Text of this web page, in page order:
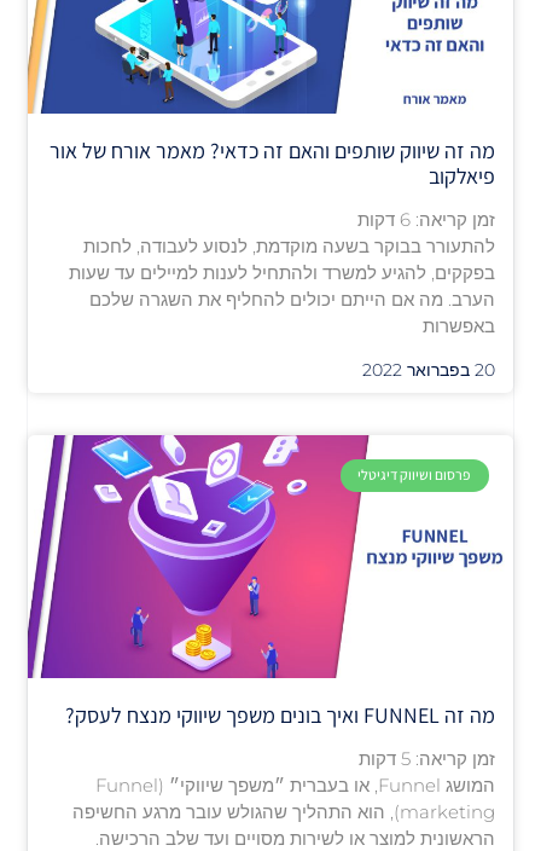
מה זה שיווק שותפים והאם זה כדאי? מאמר אורח של אור
פיאלקוב
זמן קריאה:6 דקות
להתעורר בבוקר בשעה מוקדמת, לנסוע לעבודה, לחכות
בפקקים, להגיע למשרד ולהתחיל לענות למיילים עד שעות
הערב. מה אם הייתם יכולים להחליף את השגרה שלכם
באפשרות
20 בפברואר 2022
פרסום ושיווק דיגיטלי
מה זה FUNNEL ואיך בונים משפך שיווקי מנצח לעסק?
זמן קריאה:5 דקות
המושג Funnel, או בעברית ״משפך שיווקי״ (Funnel
marketing), הוא התהליך שהגולש עובר מרגע החשיפה
הראשונית למוצר או לשירות מסויים ועד שלב הרכישה.